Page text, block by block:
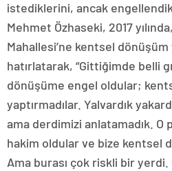
istediklerini, ancak
Mehmet Özhaseki, 2017
Mahallesi’ne kentsel
hatırlatarak, “Gittiğimde belli
dönüşüme engel oldular;
yaptırmadılar. Yalvardık
ama derdimizi anlatamadık.
hakim oldular ve bize kentsel
Ama burası çok riskli bir yerdi.